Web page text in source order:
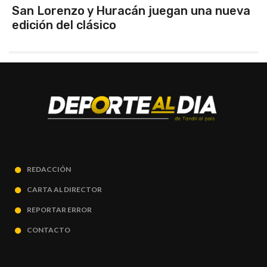
San Lorenzo y Huracán juegan una nueva
edición del clásico
REDACCIÓN
CARTA AL DIRECTOR
REPORTAR ERROR
CONTACTO